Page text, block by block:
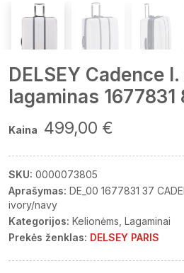
DELSEY Cadence
lagaminas 1677831
Kaina 499,00 €
SKU: 0000073805
Aprašymas: DE_00 1677831 37
ivory/navy
Kategorijos: Kelionėms Lagaminai
Prekės ženklas: DELSEY PARIS